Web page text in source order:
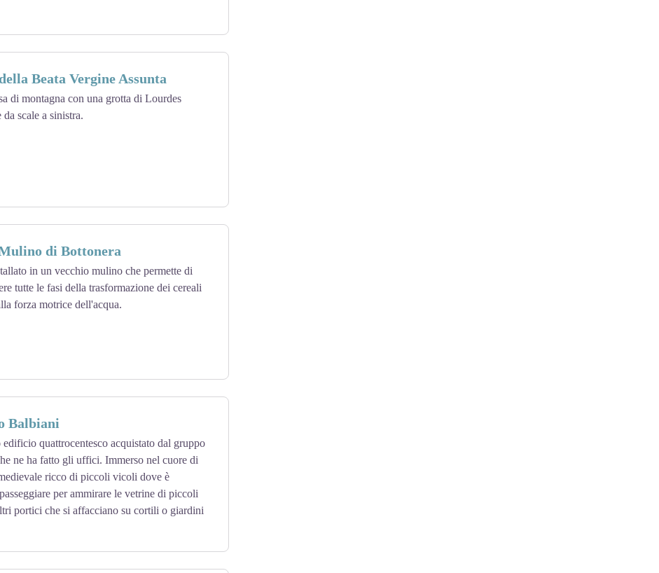
Beata Vergine Assunta
di montagna con una grotta di Lourdes
da scale a sinistra.
di Bottonera
in un vecchio mulino che permette di
tutte le fasi della trasformazione dei cereali
forza motrice dell'acqua.
Balbiani
quattrocentesco acquistato dal gruppo
ne ha fatto gli uffici. Immerso nel cuore di
ricco di piccoli vicoli dove è
per ammirare le vetrine di piccoli
portici che si affacciano su cortili o giardini